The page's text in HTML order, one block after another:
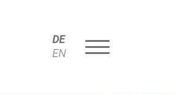
DE
EN